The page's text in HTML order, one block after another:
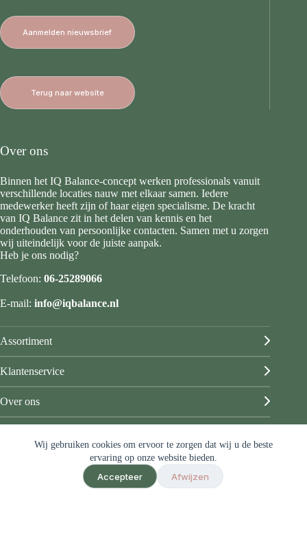
Wij gebruiken cookies om ervoor te zorgen dat wij u de beste
ervaring op onze website bieden.
Accepteer Afwijzen
Aanmelden nieuwsbrief
Terug naar website
Over ons
Binnen het IQ Balance-concept werken professionals vanuit
verschillende locaties nauw met elkaar samen. Iedere
medewerker heeft zijn of haar eigen specialisme. De kracht
van IQ Balance zit in het delen van kennis en het
onderhouden van persoonlijke contacten. Samen met u zorgen
wij uiteindelijk voor de juiste aanpak.
Heb je ons nodig?
Telefoon: 06-25289066
E-mail: info@iqbalance.nl
Assortiment
Klantenservice
Over ons
© IQ Balance
Algemene voorwaarden
Privacy & disclaimer